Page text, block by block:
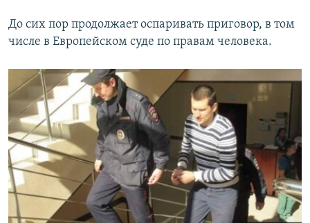
До сих пор продолжает оспаривать приговор, в том
числе в Европейском суде по правам человека.